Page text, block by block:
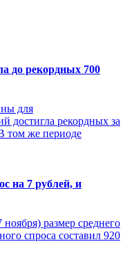
до рекордных 700
для
достигла рекордных за
том же периоде
на 7 рублей, и
размер среднего
спроса составил 920